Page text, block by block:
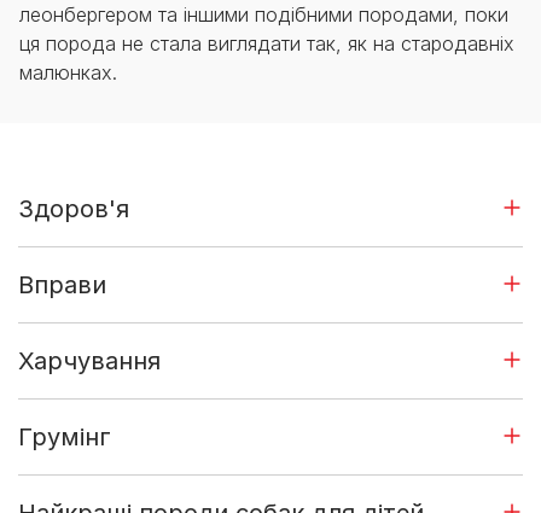
леонбергером та іншими подібними породами, поки
ця порода не стала виглядати так, як на стародавніх
малюнках.
Здоров'я
Вправи
Харчування
Грумінг